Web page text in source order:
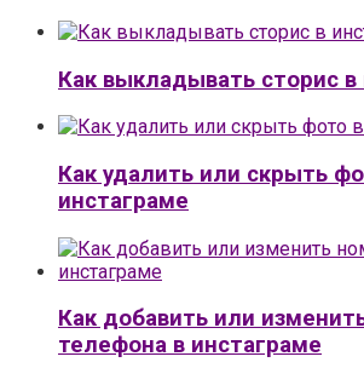
Как выкладывать сторис в
Как удалить или скрыть
инстаграме
Как добавить или
телефона в инстаграме